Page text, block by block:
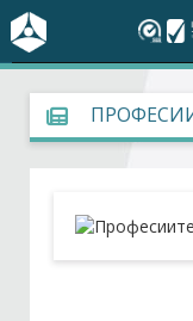
За БСК
На фокус
Актуално